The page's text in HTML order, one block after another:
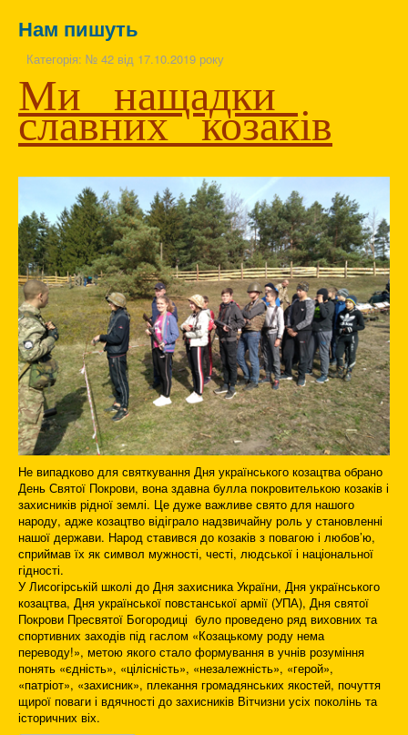
Нам пишуть
Категорія: № 42 від 17.10.2019 року
Ми нащадки
славних козаків
Не випадково для святкування Дня українського козацтва обрано
День Святої Покрови, вона здавна булла покровителькою козаків і
захисників рідної землі. Це дуже важливе свято для нашого
народу, адже козацтво відіграло надзвичайну роль у становленні
нашої держави. Народ ставився до козаків з повагою і любов’ю,
сприймав їх як символ мужності, честі, людської і національної
гідності.
У Лисогірській школі до Дня захисника України, Дня українського
козацтва, Дня української повстанської армії (УПА), Дня святої
Покрови Пресвятої Богородиці було проведено ряд виховних та
спортивних заходів під гаслом «Козацькому роду нема
переводу!», метою якого стало формування в учнів розуміння
понять «єдність», «цілісність», «незалежність», «герой»,
«патріот», «захисник», плекання громадянських якостей, почуття
щирої поваги і вдячності до захисників Вітчизни усіх поколінь та
історичних віх.